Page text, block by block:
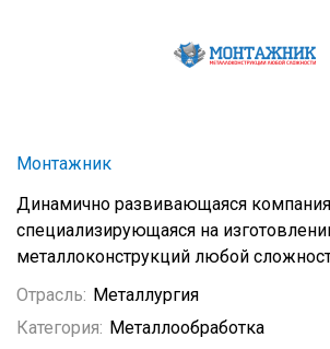
Монтажник
Динамично развивающаяся
специализирующаяся на
металлоконструкций любой
Отрасль: Металлургия
Категория: Металлообработка